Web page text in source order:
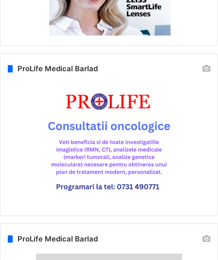
ProLife Medical Barlad
ProLife Medical Barlad